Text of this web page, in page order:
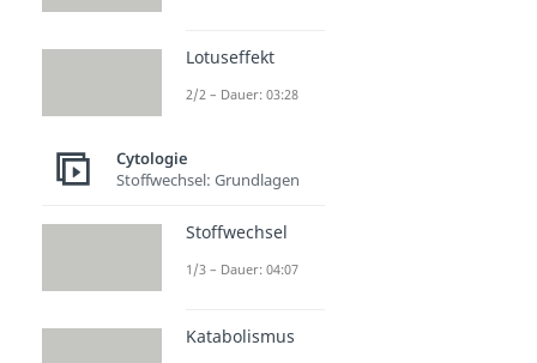
Lotuseffekt
2/2 – Dauer: 03:28
Cytologie
Stoffwechsel: Grundlagen
Stoffwechsel
1/3 – Dauer: 04:07
Katabolismus